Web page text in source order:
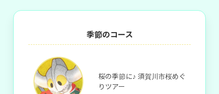
季節のコース
桜の季節に♪ 須賀川市桜めぐ
りツアー